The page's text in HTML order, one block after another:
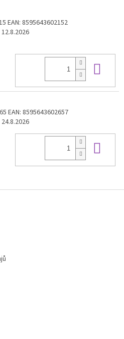
EAN: 8595643602152
12.8.2026
EAN: 8595643602657
24.8.2026